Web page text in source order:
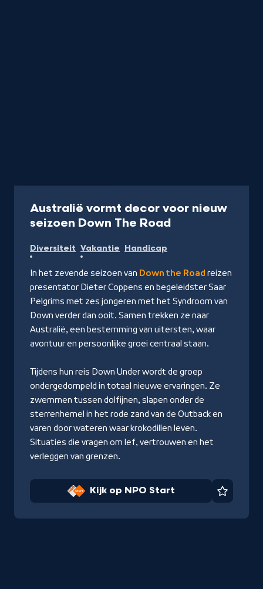
Australië vormt decor voor nieuw
seizoen Down The Road-
NPO
Start
Diversiteit Vakantie Handicap
In het zevende seizoen van Down the Road reizen
presentator Dieter Coppens en begeleidster Saar
Pelgrims met zes jongeren met het Syndroom van
Down verder dan ooit. Samen trekken ze naar
Australië, een bestemming van uitersten, waar
avontuur en persoonlijke groei centraal staan.
Tijdens hun reis Down Under wordt de groep
ondergedompeld in totaal nieuwe ervaringen. Ze
zwemmen tussen dolfijnen, slapen onder de
sterrenhemel in het rode zand van de Outback en
varen door wateren waar krokodillen leven.
Situaties die vragen om lef, vertrouwen en het
verleggen van grenzen.
Kijk op NPO Start